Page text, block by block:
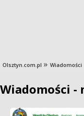
Olsztyn.com.pl Wiadomości
Wiadomości